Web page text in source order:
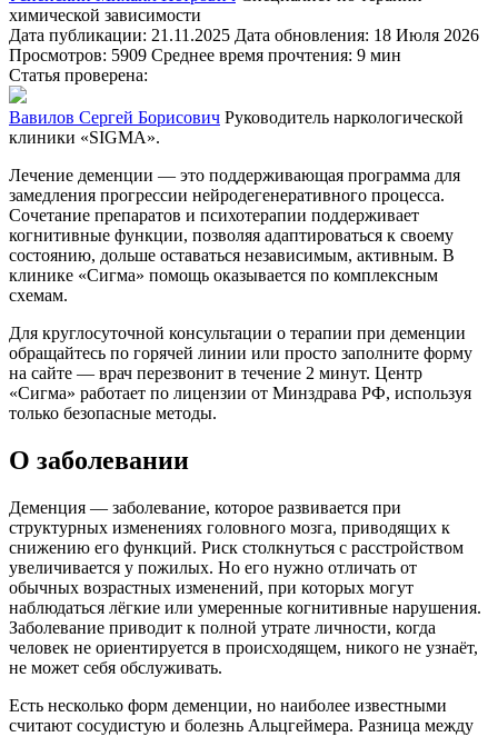
химической зависимости
Дата публикации: 21.11.2025 Дата обновления: 18 Июля 2026
Просмотров: 5909 Среднее время прочтения: 9 мин
Статья проверена:
Вавилов Сергей Борисович Руководитель наркологической
клиники «SIGMA».
Лечение деменции — это поддерживающая программа для
замедления прогрессии нейродегенеративного процесса.
Сочетание препаратов и психотерапии поддерживает
когнитивные функции, позволяя адаптироваться к своему
состоянию, дольше оставаться независимым, активным. В
клинике «Сигма» помощь оказывается по комплексным
схемам.
Для круглосуточной консультации о терапии при деменции
обращайтесь по горячей линии или просто заполните форму
на сайте — врач перезвонит в течение 2 минут. Центр
«Сигма» работает по лицензии от Минздрава РФ, используя
только безопасные методы.
О заболевании
Деменция — заболевание, которое развивается при
структурных изменениях головного мозга, приводящих к
снижению его функций. Риск столкнуться с расстройством
увеличивается у пожилых. Но его нужно отличать от
обычных возрастных изменений, при которых могут
наблюдаться лёгкие или умеренные когнитивные нарушения.
Заболевание приводит к полной утрате личности, когда
человек не ориентируется в происходящем, никого не узнаёт,
не может себя обслуживать.
Есть несколько форм деменции, но наиболее известными
считают сосудистую и болезнь Альцгеймера. Разница между